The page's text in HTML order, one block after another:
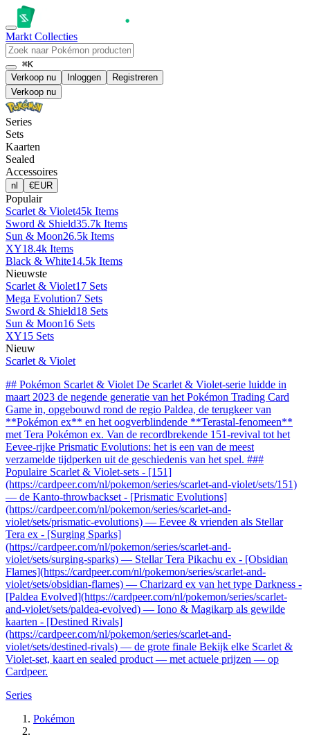
Markt Collecties
⌘K
Verkoop nu
Inloggen
Registreren
Verkoop nu
Series
Sets
Kaarten
Sealed
Accessoires
nl €EUR
Populair
Scarlet & Violet45k Items
Sword & Shield35.7k Items
Sun & Moon26.5k Items
XY18.4k Items
Black & White14.5k Items
Nieuwste
Scarlet & Violet17 Sets
Mega Evolution7 Sets
Sword & Shield18 Sets
Sun & Moon16 Sets
XY15 Sets
Nieuw
Scarlet & Violet
## Pokémon Scarlet & Violet De Scarlet & Violet-serie luidde in
maart 2023 de negende generatie van het Pokémon Trading Card
Game in, opgebouwd rond de regio Paldea, de terugkeer van
**Pokémon ex** en het oogverblindende **Terastal-fenomeen**
met Tera Pokémon ex. Van de recordbrekende 151-revival tot het
Eevee-rijke Prismatic Evolutions: het is een van de meest
verzamelde tijdperken uit de geschiedenis van het spel. ###
Populaire Scarlet & Violet-sets - [151]
(https://cardpeer.com/nl/pokemon/series/scarlet-and-violet/sets/151)
— de Kanto-throwbackset - [Prismatic Evolutions]
(https://cardpeer.com/nl/pokemon/series/scarlet-and-
violet/sets/prismatic-evolutions) — Eevee & vrienden als Stellar
Tera ex - [Surging Sparks]
(https://cardpeer.com/nl/pokemon/series/scarlet-and-
violet/sets/surging-sparks) — Stellar Tera Pikachu ex - [Obsidian
Flames](https://cardpeer.com/nl/pokemon/series/scarlet-and-
violet/sets/obsidian-flames) — Charizard ex van het type Darkness -
[Paldea Evolved](https://cardpeer.com/nl/pokemon/series/scarlet-
and-violet/sets/paldea-evolved) — Iono & Magikarp als gewilde
kaarten - [Destined Rivals]
(https://cardpeer.com/nl/pokemon/series/scarlet-and-
violet/sets/destined-rivals) — de grote finale Bekijk elke Scarlet &
Violet-set, kaart en sealed product — met actuele prijzen — op
Cardpeer.
Series
Pokémon